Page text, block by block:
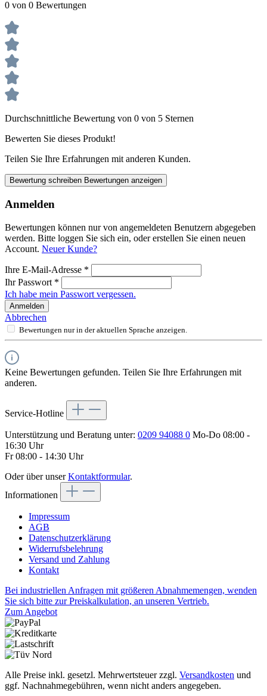
0 von 0 Bewertungen
Durchschnittliche Bewertung von 0 von 5 Sternen
Bewerten Sie dieses Produkt!
Teilen Sie Ihre Erfahrungen mit anderen Kunden.
Bewertung schreiben Bewertungen anzeigen
Anmelden
Bewertungen können nur von angemeldeten Benutzern abgegeben
werden. Bitte loggen Sie sich ein, oder erstellen Sie einen neuen
Account. Neuer Kunde?
Ihre E-Mail-Adresse *
Ihr Passwort *
Ich habe mein Passwort vergessen.
Anmelden
Abbrechen
Bewertungen nur in der aktuellen Sprache anzeigen.
Keine Bewertungen gefunden. Teilen Sie Ihre Erfahrungen mit
anderen.
Service-Hotline
Unterstützung und Beratung unter: 0209 94088 0 Mo-Do 08:00 -
16:30 Uhr
Fr 08:00 - 14:30 Uhr
Oder über unserKontaktformular.
Informationen
Impressum
AGB
Datenschutzerklärung
Widerrufsbelehrung
Versand und Zahlung
Kontakt
Bei industriellen Anfragen mit größeren Abnahmemengen, wenden
Sie sich bitte zur Preiskalkulation, an unseren Vertrieb.
Zum Angebot
Alle Preise inkl. gesetzl. Mehrwertsteuer zzgl. Versandkosten und
ggf. Nachnahmegebühren, wenn nicht anders angegeben.